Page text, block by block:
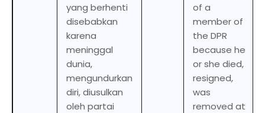
yang berhenti
disebabkan
karena
meninggal
dunia,
mengundurkan
diri, diusulkan
oleh partai
of a
member of
the DPR
because he
or she died,
resigned,
was
removed at